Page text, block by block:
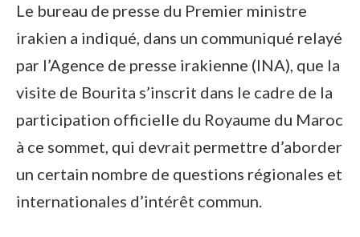
Le bureau de presse du Premier ministre
irakien a indiqué, dans un communiqué relayé
par l’Agence de presse irakienne (INA), que la
visite de Bourita s’inscrit dans le cadre de la
participation officielle du Royaume du Maroc
à ce sommet, qui devrait permettre d’aborder
un certain nombre de questions régionales et
internationales d’intérêt commun.